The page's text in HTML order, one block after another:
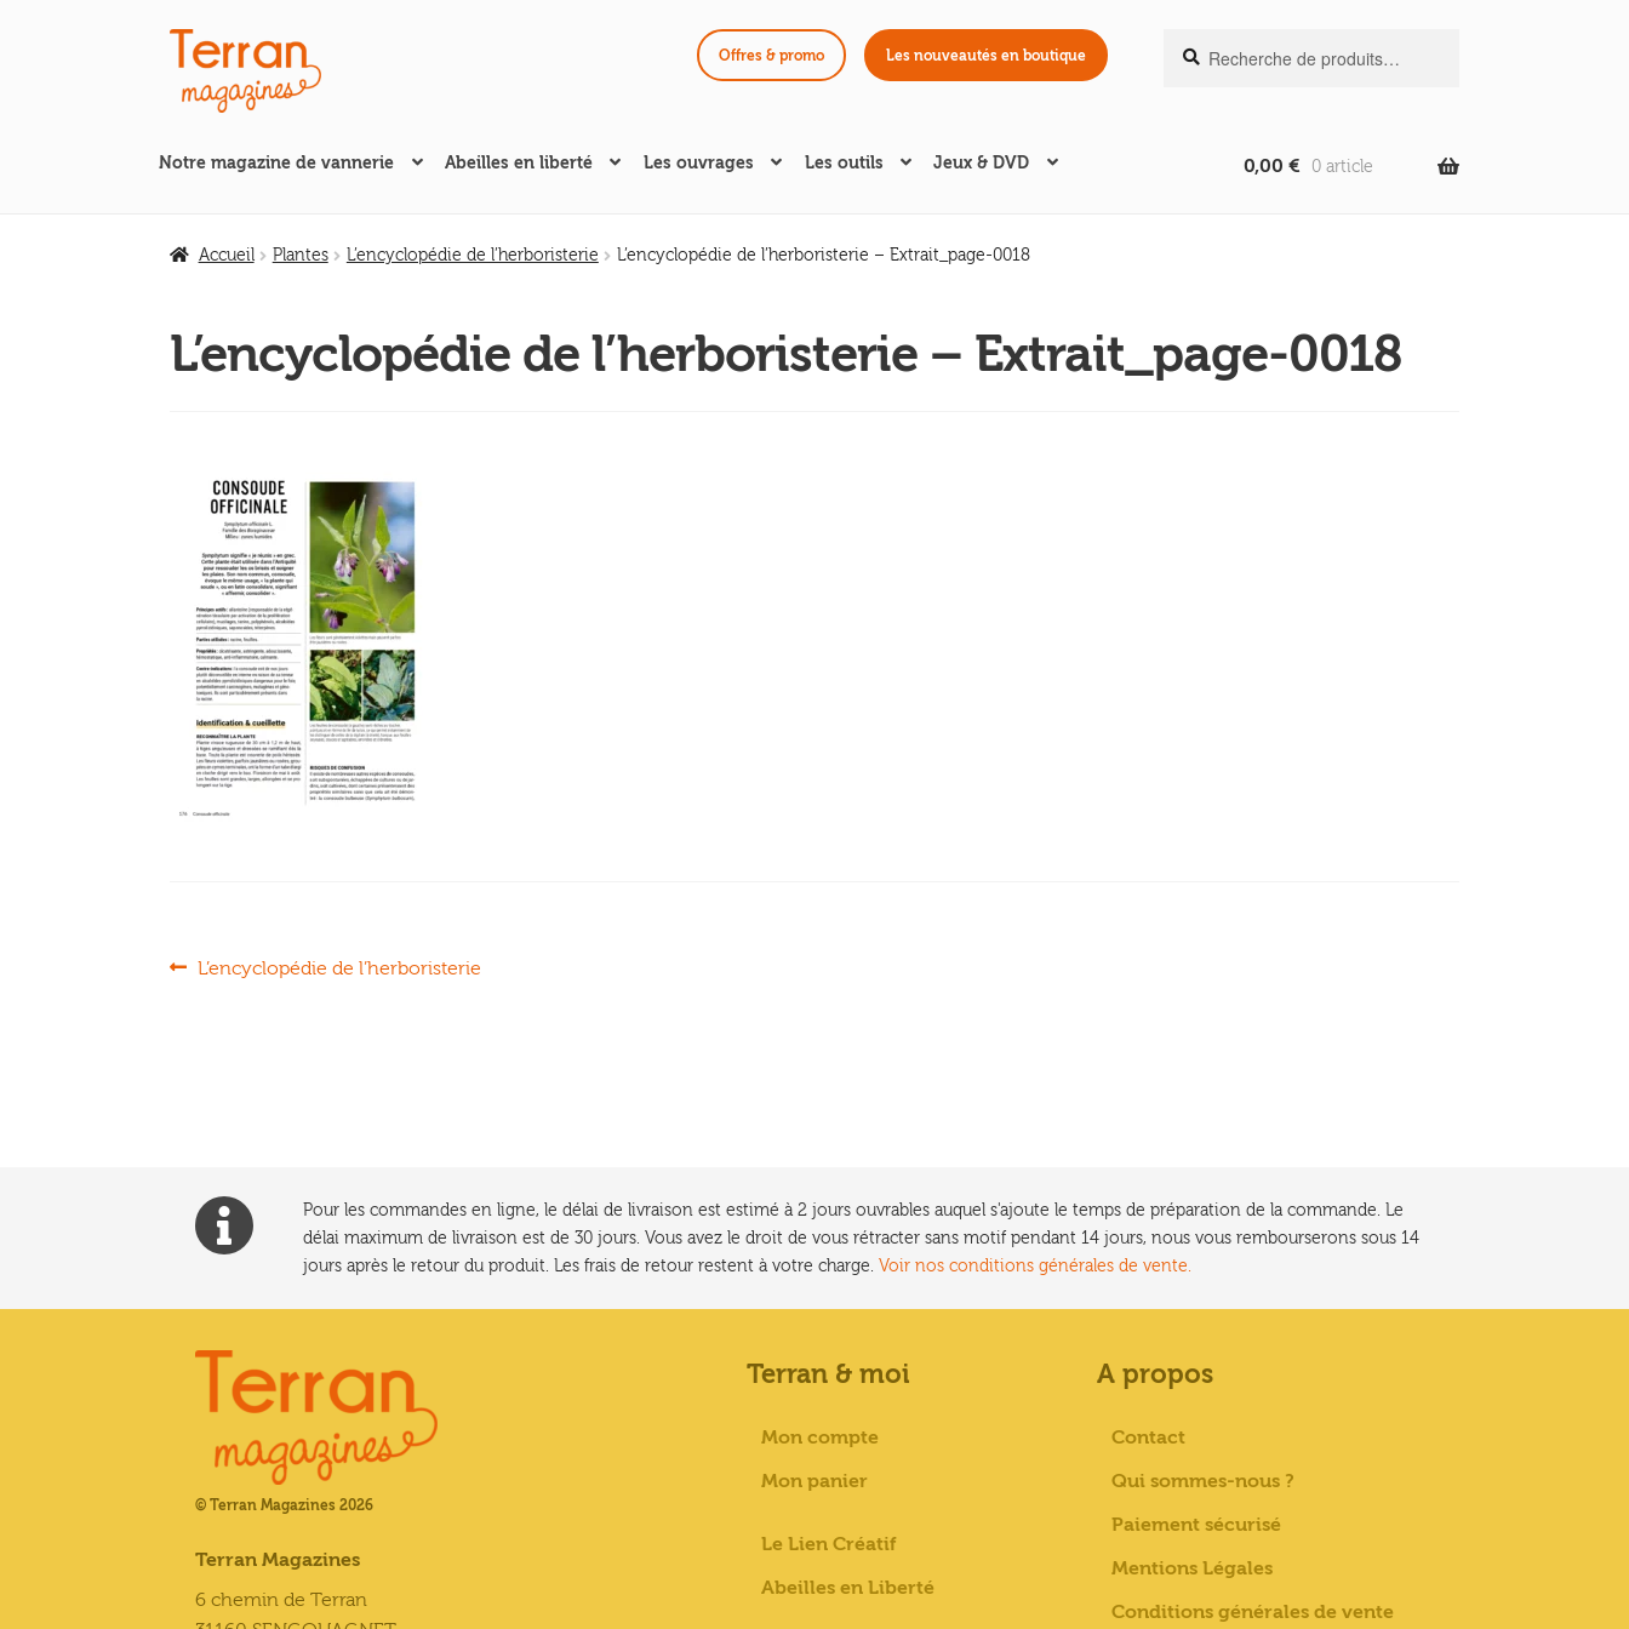
Aller
à
la
Aller
au
contenu
Offres & promo Les nouveautés en boutique
pour :
Recherche
Notre magazine de vannerie Abeilles en liberté Les ouvrages Les outils Jeux & DVD 0,00 € 0 article
Accueil Plantes L’encyclopédie de l’herboristerie L’encyclopédie de l’herboristerie – Extrait_page-0018
L’encyclopédie de l’herboristerie – Extrait_page-0018
Navigation
Article
L’encyclopédie de l’herboristerie
Pour les commandes en ligne, le délai de livraison est estimé à 2 jours ouvrables auquel s'ajoute le temps de préparation de la commande. Le
délai maximum de livraison est de 30 jours. Vous avez le droit de vous rétracter sans motif pendant 14 jours, nous vous rembourserons sous 14
jours après le retour du produit. Les frais de retour restent à votre charge. Voir nos conditions générales de vente.
© Terran Magazines 2026
Terran Magazines
6 chemin de Terran
Terran & moi
Mon compte
Mon panier
Le Lien Créatif
Abeilles en Liberté
A propos
Contact
Qui sommes-nous ?
Paiement sécurisé
Mentions Légales
Conditions générales de vente